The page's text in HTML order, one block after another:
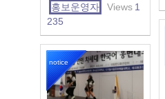
홍보운영자
Views 1
235
notice